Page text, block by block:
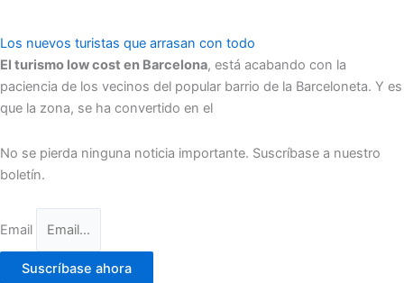
Los nuevos turistas que arrasan con todo
El turismo low cost en Barcelona, está acabando con la
paciencia de los vecinos del popular barrio de la Barceloneta. Y es
que la zona, se ha convertido en el
No se pierda ninguna noticia importante. Suscríbase a nuestro
boletín.
Email
Suscríbase ahora